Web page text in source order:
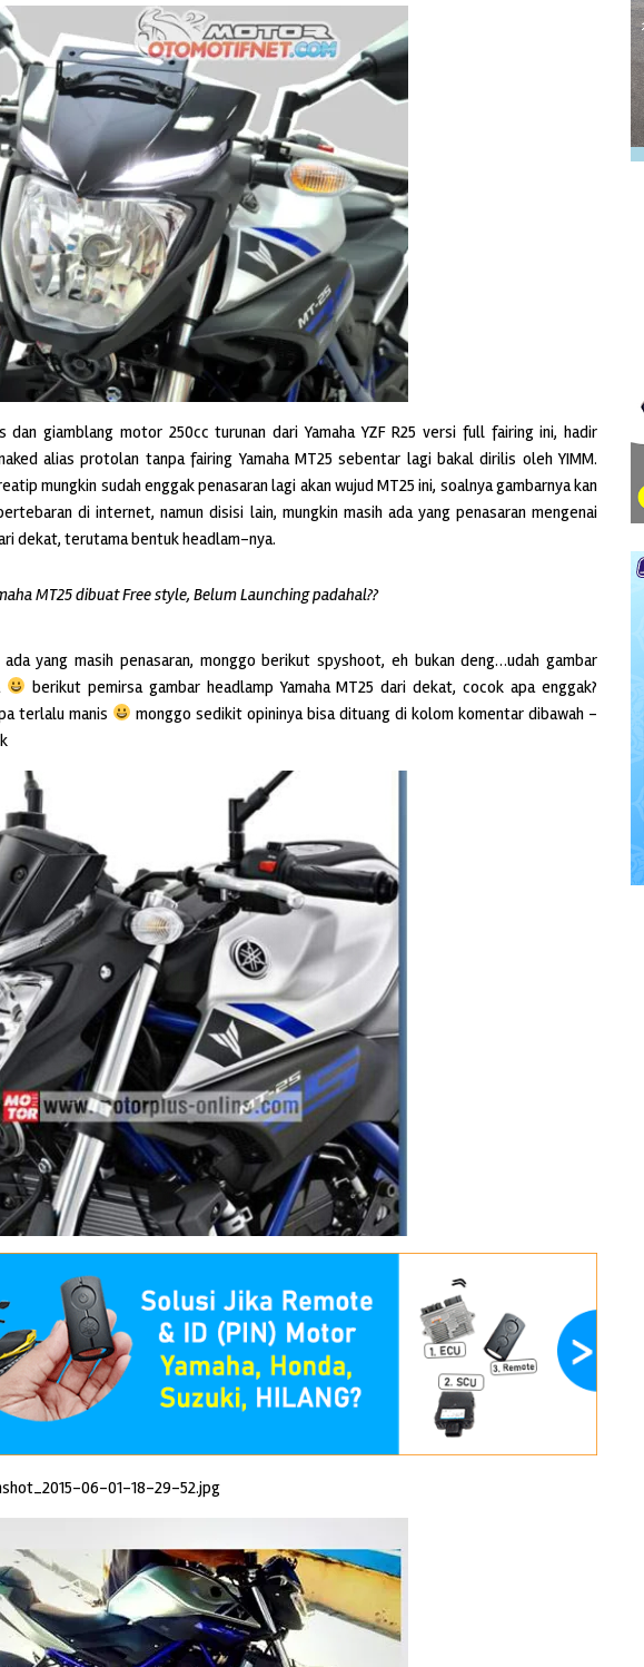
dan giamblang motor 250cc turunan dari Yamaha YZF R25 versi full fairing ini, hadir
alias protolan tanpa fairing Yamaha MT25 sebentar lagi bakal dirilis oleh YIMM.
mungkin sudah enggak penasaran lagi akan wujud MT25 ini, soalnya gambarnya kan
di internet, namun disisi lain, mungkin masih ada yang penasaran mengenai
dekat, terutama bentuk headlam-nya.
MT25 dibuat Free style, Belum Launching padahal??
ada yang masih penasaran, monggo berikut spyshoot, eh bukan deng…udah gambar
berikut pemirsa gambar headlamp Yamaha MT25 dari dekat, cocok apa enggak?
terlalu manis
monggo sedikit opininya bisa dituang di kolom komentar dibawah –